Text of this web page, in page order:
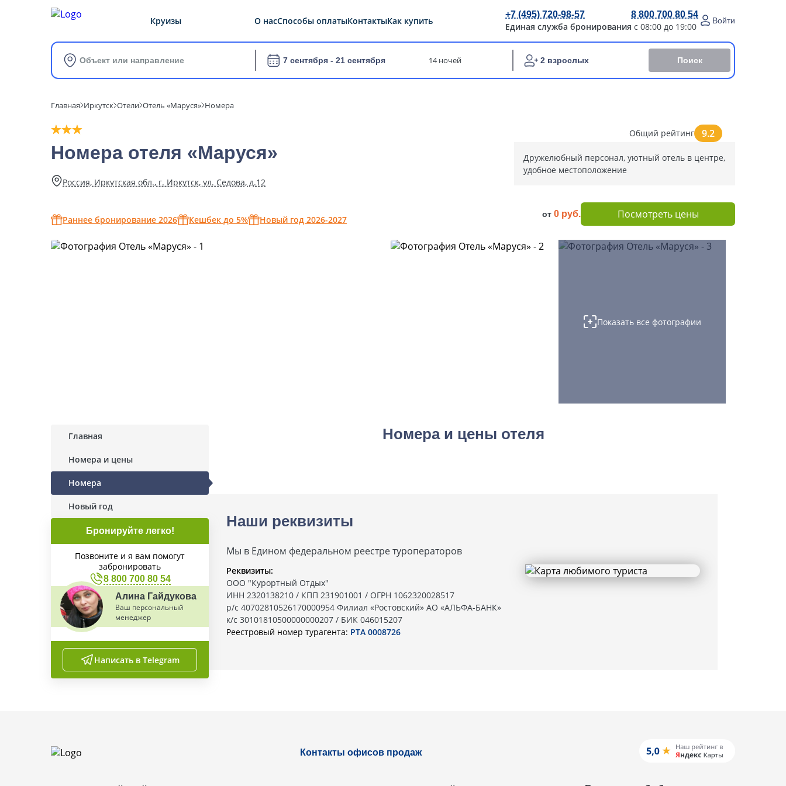
Круизы О насСпособы оплатыКонтактыКак купить
+7 (495) 720-98-57 8 800 700 80 54
Единая служба бронирования с 08:00 до 19:00
Войти
Объект или направление 7 сентября - 21 сентября 14 ночей 2 взрослых Поиск
Главная Иркутск Отели Отель «Маруся» Номера
Номера отеля «Маруся»
Россия, Иркутская обл., г. Иркутск, ул. Седова, д.12
Раннее бронирование 2026 Кешбек до 5% Новый год 2026-2027
Общий рейтинг 9.2
Дружелюбный персонал, уютный отель в центре,
удобное местоположение
от 0 руб. Посмотреть цены
Показать все фотографии
Главная
Номера и цены
Номера
Новый год
Бронируйте легко!
Позвоните и я вам помогут
забронировать
8 800 700 80 54
Алина Гайдукова
Ваш персональный
менеджер
Написать в Telegram
Номера и цены отеля
Наши реквизиты
Мы в Едином федеральном реестре туроператоров
Реквизиты:
ООО "Курортный Отдых"
ИНН 2320138210 / КПП 231901001 / ОГРН 1062320028517
р/с 40702810526170000954 Филиал «Ростовский» АО «АЛЬФА-БАНК»
к/с 30101810500000000207 / БИК 046015207
Реестровый номер турагента: РТА 0008726
Контакты офисов продаж